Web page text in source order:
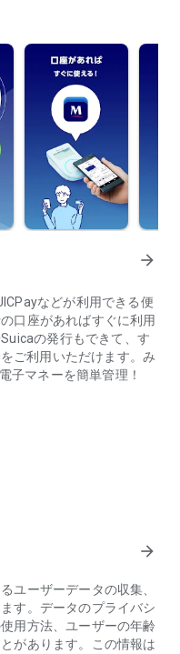
arrow_forward
などが利用できる便
口座があればすぐに利用
の発行もできて、す
ご利用いただけます。み
子マネーを簡単管理！
る
ずほJCBデビット・
（Smart Debit）なら、
利用いただけます。
る
ビット・Smart Debit）
利用限度額の設定も可能
す。
arrow_forward
ユーザーデータの収集、
す。データのプライバシ
用方法、ユーザーの年齢
があります。この情報は